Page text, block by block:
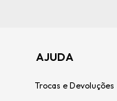
AJUDA
Trocas e Devoluções